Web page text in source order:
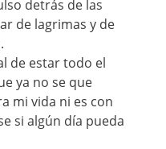
detrás de las
de lagrimas y de
de estar todo el
ya no se que
mi vida ni es con
si algún día pueda